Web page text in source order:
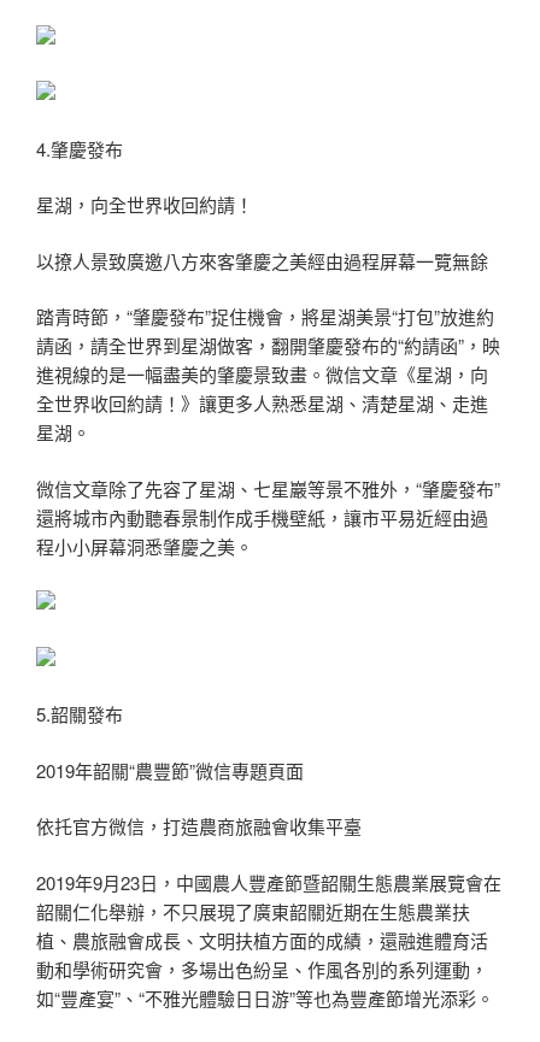
4.肇慶發布
星湖，向全世界收回約請！
以撩人景致廣邀八方來客肇慶之美經由過程屏幕一覽無餘
踏青時節，“肇慶發布”捉住機會，將星湖美景“打包”放進約
請函，請全世界到星湖做客，翻開肇慶發布的“約請函”，映
進視線的是一幅盡美的肇慶景致畫。微信文章《星湖，向
全世界收回約請！》讓更多人熟悉星湖、清楚星湖、走進
星湖。
微信文章除了先容了星湖、七星巖等景不雅外，“肇慶發布”
還將城市內動聽春景制作成手機壁紙，讓市平易近經由過
程小小屏幕洞悉肇慶之美。
5.韶關發布
2019年韶關“農豐節”微信專題頁面
依托官方微信，打造農商旅融會收集平臺
2019年9月23日，中國農人豐產節暨韶關生態農業展覽會在
韶關仁化舉辦，不只展現了廣東韶關近期在生態農業扶
植、農旅融會成長、文明扶植方面的成績，還融進體育活
動和學術研究會，多場出色紛呈、作風各別的系列運動，
如“豐產宴”、“不雅光體驗日日游”等也為豐產節增光添彩。